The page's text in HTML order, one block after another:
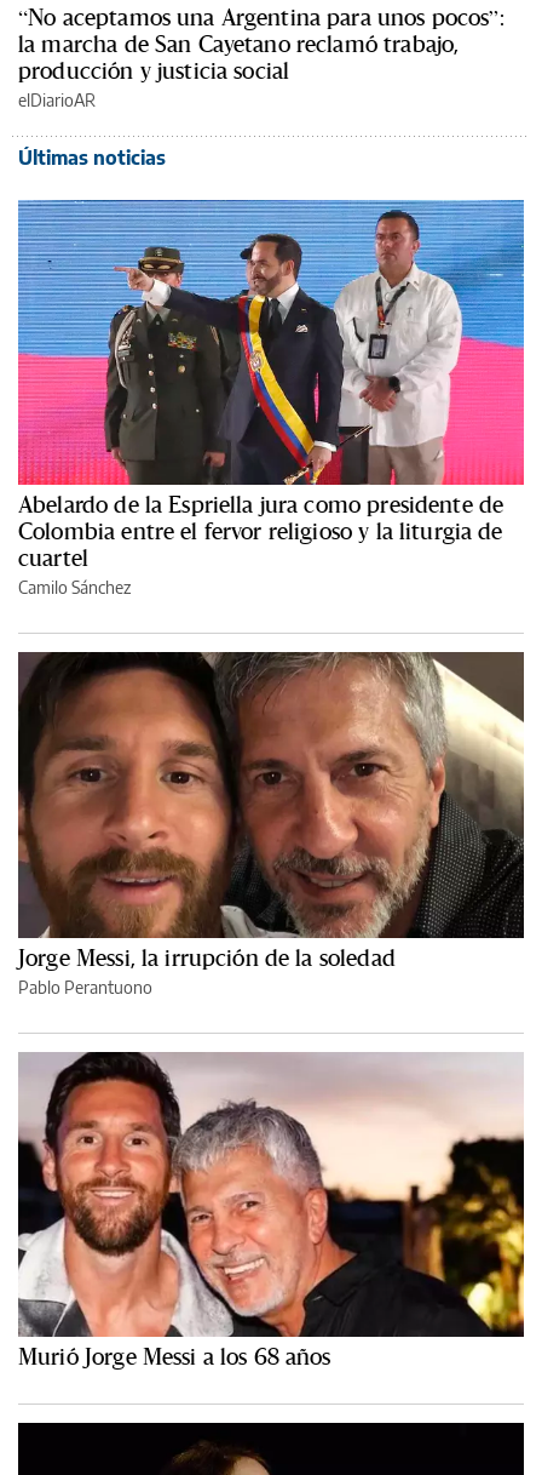
“No aceptamos una Argentina para unos pocos”:
la marcha de San Cayetano reclamó trabajo,
producción y justicia social
elDiarioAR
Últimas noticias
Abelardo de la Espriella jura como presidente de
Colombia entre el fervor religioso y la liturgia de
cuartel
Camilo Sánchez
Jorge Messi, la irrupción de la soledad
Pablo Perantuono
Murió Jorge Messi a los 68 años